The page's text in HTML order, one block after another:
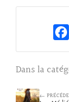
Dans la
←